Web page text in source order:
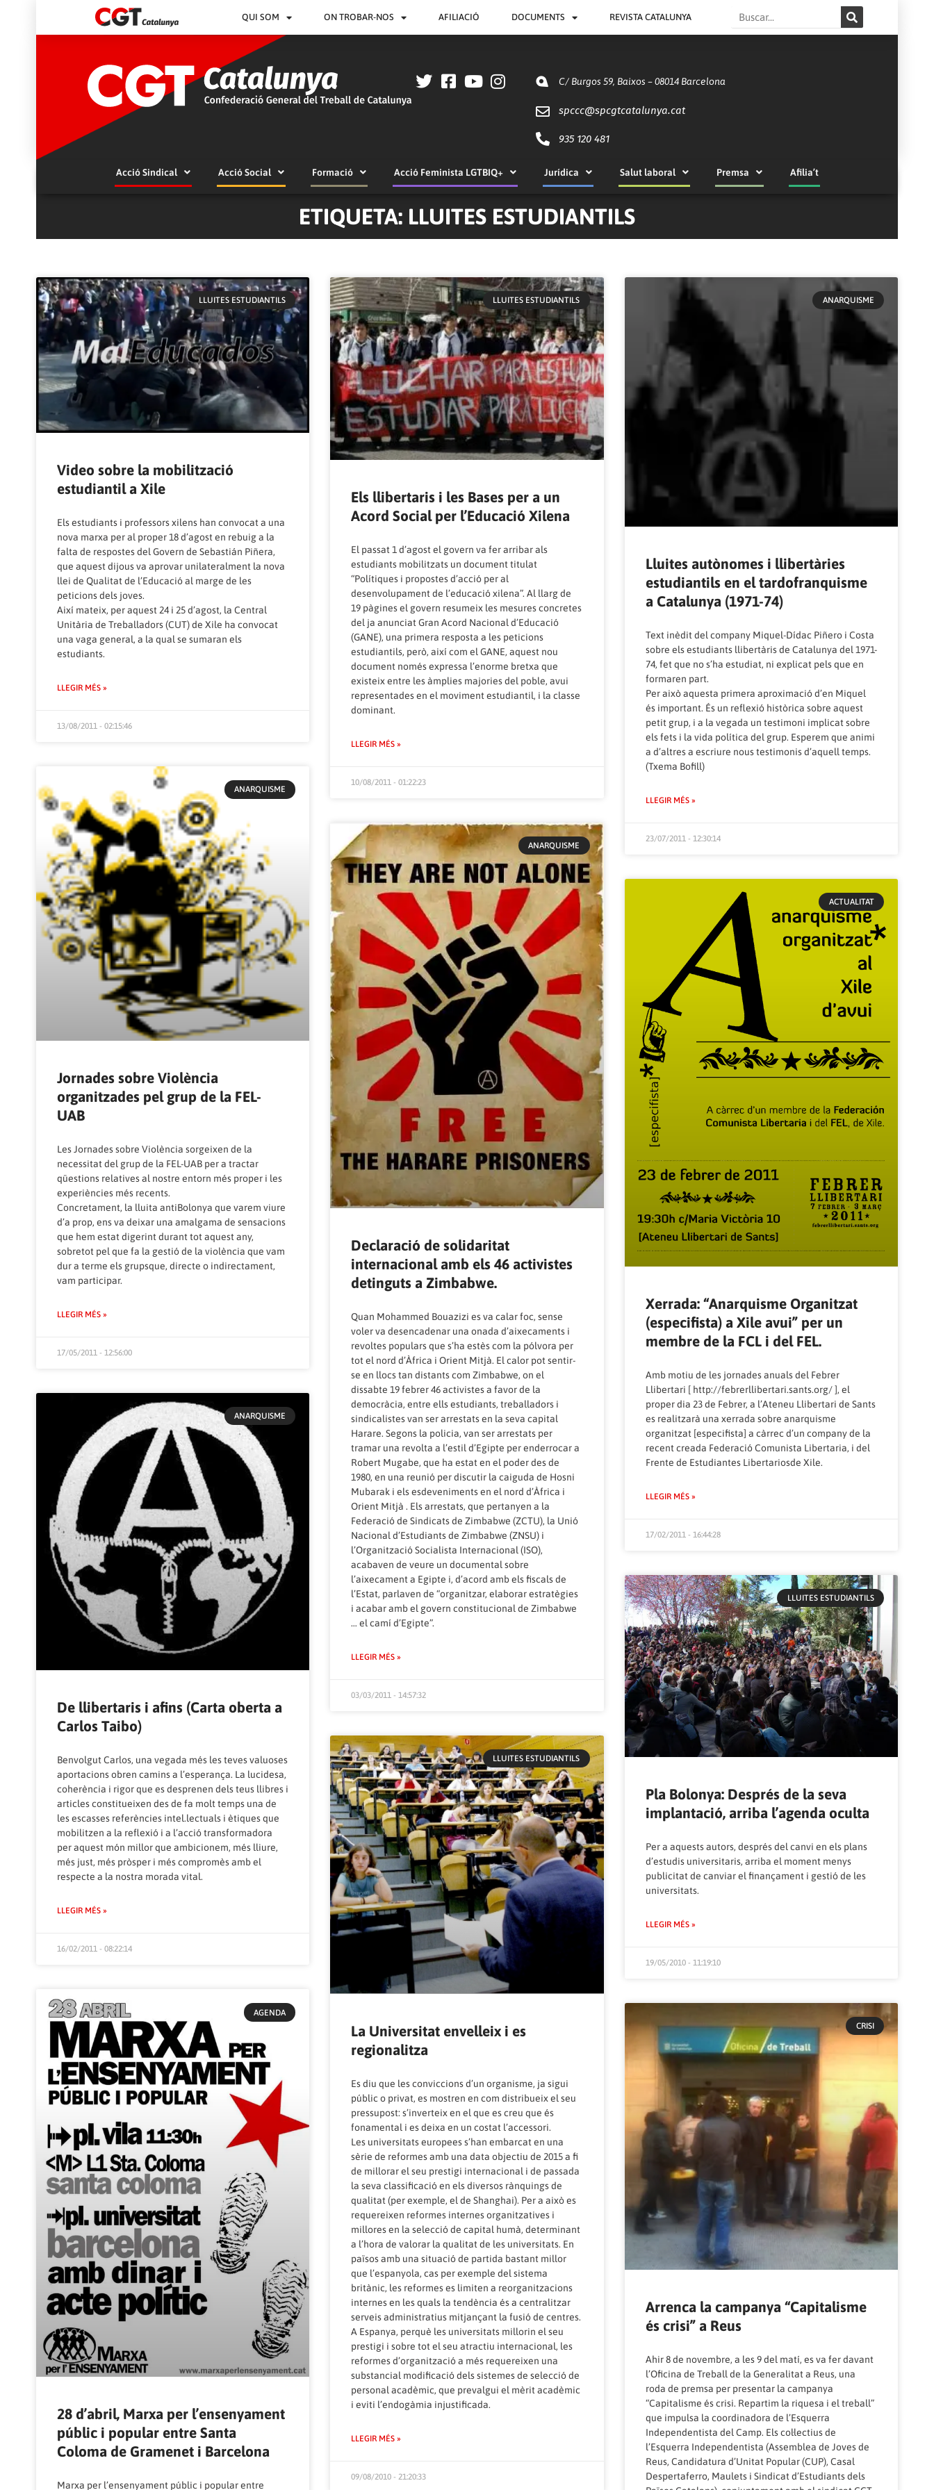
QUI SOM ON TROBAR-NOS AFILIACIÓ DOCUMENTS REVISTA CATALUNYA Search
C/ Burgos 59, Baixos – 08014 Barcelona
spccc@spcgtcatalunya.cat
935 120 481
Acció Sindical Acció Social Formació Acció Feminista LGTBIQ+ Jurídica Salut laboral Premsa Afilia’t
ETIQUETA: LLUITES ESTUDIANTILS
LLUITES ESTUDIANTILS
Video sobre la mobilització
estudiantil a Xile
Els estudiants i professors xilens han convocat a una
nova marxa per al proper 18 d’agost en rebuig a la
falta de respostes del Govern de Sebastián Piñera,
que aquest dijous va aprovar unilateralment la nova
llei de Qualitat de l’Educació al marge de les
peticions dels joves.
Així mateix, per aquest 24 i 25 d’agost, la Central
Unitària de Treballadors (CUT) de Xile ha convocat
una vaga general, a la qual se sumaran els
estudiants.
LLEGIR MÉS »
13/08/2011 - 02:15:46
LLUITES ESTUDIANTILS
Els llibertaris i les Bases per a un
Acord Social per l’Educació Xilena
El passat 1 d’agost el govern va fer arribar als
estudiants mobilitzats un document titulat
“Polítiques i propostes d’acció per al
desenvolupament de l’educació xilena”. Al llarg de
19 pàgines el govern resumeix les mesures concretes
del ja anunciat Gran Acord Nacional d’Educació
(GANE), una primera resposta a les peticions
estudiantils, però, així com el GANE, aquest nou
document només expressa l’enorme bretxa que
existeix entre les àmplies majories del poble, avui
representades en el moviment estudiantil, i la classe
dominant.
LLEGIR MÉS »
10/08/2011 - 01:22:23
ANARQUISME
Lluites autònomes i llibertàries
estudiantils en el tardofranquisme
a Catalunya (1971-74)
Text inèdit del company Miquel-Dídac Piñero i Costa
sobre els estudiants llibertàris de Catalunya del 1971-
74, fet que no s’ha estudiat, ni explicat pels que en
formaren part.
Per això aquesta primera aproximació d’en Miquel
és important. És un reflexió històrica sobre aquest
petit grup, i a la vegada un testimoni implicat sobre
els fets i la vida política del grup. Esperem que animi
a d’altres a escriure nous testimonis d’aquell temps.
(Txema Bofill)
LLEGIR MÉS »
23/07/2011 - 12:30:14
ANARQUISME
Jornades sobre Violència
organitzades pel grup de la FEL-
UAB
Les Jornades sobre Violència sorgeixen de la
necessitat del grup de la FEL-UAB per a tractar
qüestions relatives al nostre entorn més proper i les
experiències més recents.
Concretament, la lluita antiBolonya que varem viure
d’a prop, ens va deixar una amalgama de sensacions
que hem estat digerint durant tot aquest any,
sobretot pel que fa la gestió de la violència que vam
dur a terme els grupsque, directe o indirectament,
vam participar.
LLEGIR MÉS »
17/05/2011 - 12:56:00
ANARQUISME
Declaració de solidaritat
internacional amb els 46 activistes
detinguts a Zimbabwe.
Quan Mohammed Bouazizi es va calar foc, sense
voler va desencadenar una onada d’aixecaments i
revoltes populars que s’ha estès com la pólvora per
tot el nord d’Àfrica i Orient Mitjà. El calor pot sentir-
se en llocs tan distants com Zimbabwe, on el
dissabte 19 febrer 46 activistes a favor de la
democràcia, entre ells estudiants, treballadors i
sindicalistes van ser arrestats en la seva capital
Harare. Segons la policia, van ser arrestats per
tramar una revolta a l’estil d’Egipte per enderrocar a
Robert Mugabe, que ha estat en el poder des de
1980, en una reunió per discutir la caiguda de Hosni
Mubarak i els esdeveniments en el nord d’Àfrica i
Orient Mitjà . Els arrestats, que pertanyen a la
Federació de Sindicats de Zimbabwe (ZCTU), la Unió
Nacional d’Estudiants de Zimbabwe (ZNSU) i
l’Organització Socialista Internacional (ISO),
acabaven de veure un documental sobre
l’aixecament a Egipte i, d’acord amb els fiscals de
l’Estat, parlaven de “organitzar, elaborar estratègies
i acabar amb el govern constitucional de Zimbabwe
… el camí d’Egipte”.
LLEGIR MÉS »
03/03/2011 - 14:57:32
ACTUALITAT
Xerrada: “Anarquisme Organitzat
(especifista) a Xile avui” per un
membre de la FCL i del FEL.
Amb motiu de les jornades anuals del Febrer
Llibertari [ http://febrerllibertari.sants.org/], el
proper dia 23 de Febrer, a l’Ateneu Llibertari de Sants
es realitzarà una xerrada sobre anarquisme
organitzat [especifista] a càrrec d’un company de la
recent creada Federació Comunista Libertaria, i del
Frente de Estudiantes Libertariosde Xile.
LLEGIR MÉS »
17/02/2011 - 16:44:28
ANARQUISME
De llibertaris i afins (Carta oberta a
Carlos Taibo)
Benvolgut Carlos, una vegada més les teves valuoses
aportacions obren camins a l’esperança. La lucidesa,
coherència i rigor que es desprenen dels teus llibres i
articles constitueixen des de fa molt temps una de
les escasses referències intel.lectuals i ètiques que
mobilitzen a la reflexió i a l’acció transformadora
per aquest món millor que ambicionem, més lliure,
més just, més pròsper i més compromès amb el
respecte a la nostra morada vital.
LLEGIR MÉS »
16/02/2011 - 08:22:14
LLUITES ESTUDIANTILS
La Universitat envelleix i es
regionalitza
Es diu que les conviccions d’un organisme, ja sigui
públic o privat, es mostren en com distribueix el seu
pressupost: s’inverteix en el que es creu que és
fonamental i es deixa en un costat l’accessori.
Les universitats europees s’han embarcat en una
sèrie de reformes amb una data objectiu de 2015 a fi
de millorar el seu prestigi internacional i de passada
la seva classificació en els diversos rànquings de
qualitat (per exemple, el de Shanghai). Per a això es
requereixen reformes internes organitzatives i
millores en la selecció de capital humà, determinant
a l’hora de valorar la qualitat de les universitats. En
països amb una situació de partida bastant millor
que l’espanyola, cas per exemple del sistema
britànic, les reformes es limiten a reorganitzacions
internes en les quals la tendència és a centralitzar
serveis administratius mitjançant la fusió de centres.
A Espanya, perquè les universitats millorin el seu
prestigi i sobre tot el seu atractiu internacional, les
reformes d’organització a més requereixen una
substancial modificació dels sistemes de selecció de
personal acadèmic, que prevalgui el mèrit acadèmic
i eviti l’endogàmia injustificada.
LLEGIR MÉS »
09/08/2010 - 21:20:33
LLUITES ESTUDIANTILS
Pla Bolonya: Després de la seva
implantació, arriba l’agenda oculta
Per a aquests autors, després del canvi en els plans
d’estudis universitaris, arriba el moment menys
publicitat de canviar el finançament i gestió de les
universitats.
LLEGIR MÉS »
19/05/2010 - 11:19:10
AGENDA
28 d’abril, Marxa per l’ensenyament
públic i popular entre Santa
Coloma de Gramenet i Barcelona
Marxa per l’ensenyament públic i popular entre
CRISI
Arrenca la campanya “Capitalisme
és crisi” a Reus
Ahir 8 de novembre, a les 9 del matí, es va fer davant
l’Oficina de Treball de la Generalitat a Reus, una
roda de premsa per presentar la campanya
“Capitalisme és crisi. Repartim la riquesa i el treball”
que impulsa la coordinadora de l’Esquerra
Independentista del Camp. Els col·lectius de
l’Esquerra Independentista (Assemblea de Joves de
Reus, Candidatura d’Unitat Popular (CUP), Casal
Despertaferro, Maulets i Sindicat d’Estudiants dels